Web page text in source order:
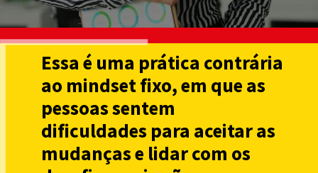
Essa é uma prática contrária
ao mindset fixo, em que as
pessoas sentem
dificuldades para aceitar as
mudanças e lidar com os